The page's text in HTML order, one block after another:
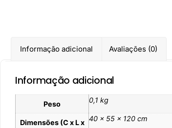
Informação adicional Avaliações (0)
Informação adicional
Peso 0,1 kg
Dimensões (C x L x 40 × 55 × 120 cm